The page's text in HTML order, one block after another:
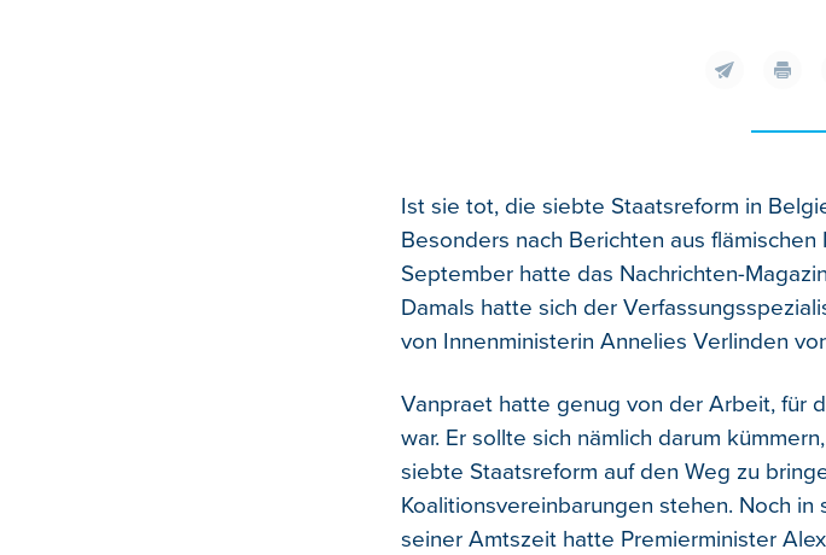
Ist sie tot, die siebte Staatsreform in
Besonders nach Berichten aus
September hatte das Nachrichten-
Damals hatte sich der
von Innenministerin Annelies Verlinden
Vanpraet hatte genug von der Arbeit, für
war. Er sollte sich nämlich darum
siebte Staatsreform auf den Weg zu
Koalitionsvereinbarungen stehen. Noch
seiner Amtszeit hatte Premierminister